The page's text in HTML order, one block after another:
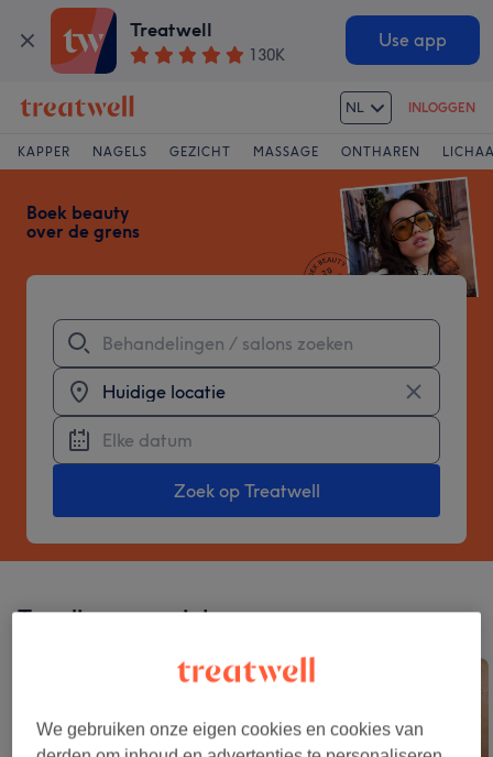
Treatwell
130K
Use app
Treatwell
NL INLOGGEN
KAPPER NAGELS GEZICHT MASSAGE ONTHAREN
Boek beauty
over de grens
Zoek op Treatwell
Trending op socials
We gebruiken onze eigen cookies en cookies van